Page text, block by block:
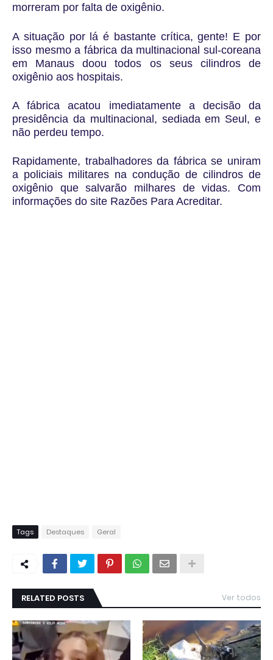
morreram por falta de oxigênio.
A situação por lá é bastante crítica, gente! E por
isso mesmo a fábrica da multinacional sul-coreana
em Manaus doou todos os seus cilindros de
oxigênio aos hospitais.
A fábrica acatou imediatamente a decisão da
presidência da multinacional, sediada em Seul, e
não perdeu tempo.
Rapidamente, trabalhadores da fábrica se uniram
a policiais militares na condução de cilindros de
oxigênio que salvarão milhares de vidas. Com
informações do site Razões Para Acreditar.
Tags Destaques Geral
RELATED POSTS Ver todos